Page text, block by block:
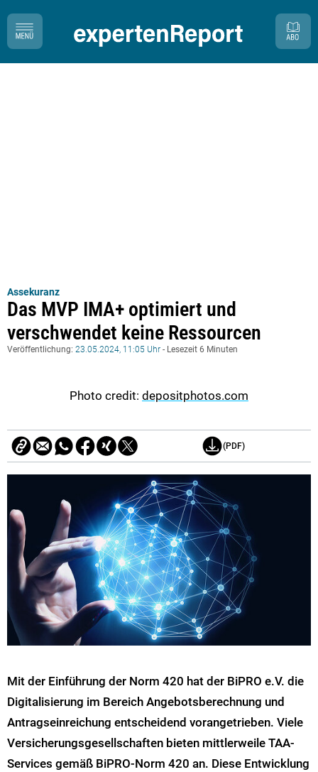
Assekuranz
Das MVP IMA+ optimiert und
verschwendet keine Ressourcen
Veröffentlichung: 23.05.2024, 11:05 Uhr - Lesezeit 6 Minuten
Photo credit: depositphotos.com
(PDF)
Mit der Einführung der Norm 420 hat der BiPRO e.V. die
Digitalisierung im Bereich Angebotsberechnung und
Antragseinreichung entscheidend vorangetrieben. Viele
Versicherungsgesellschaften bieten mittlerweile TAA-
Services gemäß BiPRO-Norm 420 an. Diese Entwicklung